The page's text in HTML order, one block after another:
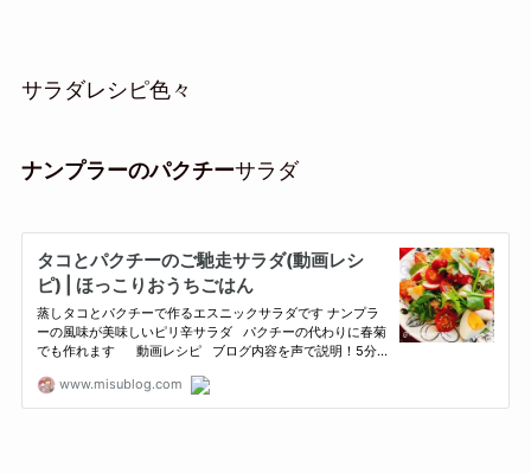
サラダレシピ色々
ナンプラーのパクチーサラダ